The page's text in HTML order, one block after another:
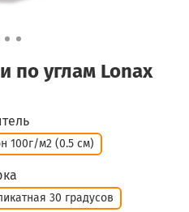
по углам Lonax
100г/м2 (0.5 см)
30 градусов